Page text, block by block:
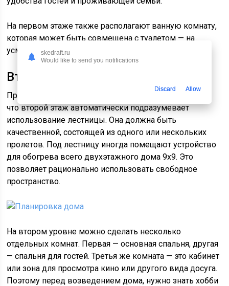
На первом этаже также располагают ванную комнату,
которая может быть совмещена с туалетом — на
усмотрение жильцов.
Второй этаж
При создании проекта дома 9 на 9, нужно учитывать,
что второй этаж автоматически подразумевает
использование лестницы. Она должна быть
качественной, состоящей из одного или нескольких
пролетов. Под лестницу иногда помещают устройство
для обогрева всего двухэтажного дома 9х9. Это
позволяет рационально использовать свободное
пространство.
На втором уровне можно сделать несколько
отдельных комнат. Первая — основная спальня, другая
— спальня для гостей. Третья же комната — это кабинет
или зона для просмотра кино или другого вида досуга.
Поэтому перед возведением дома, нужно знать хобби
skedraft.ru
Would like to send you notifications
Discard Allow